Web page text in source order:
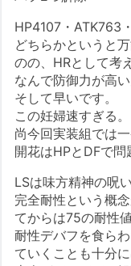
HP4107・ATK763
どちらかというと
のの、HRとして考
なんで防御力が高い
そして早いです。
この妊婦速すぎる。
尚今回実装組では
開花はHPとDFで問
LSは味方精神の呪
完全耐性という概
てからは75の耐性
耐性デバフを食ら
ていくことも十分に